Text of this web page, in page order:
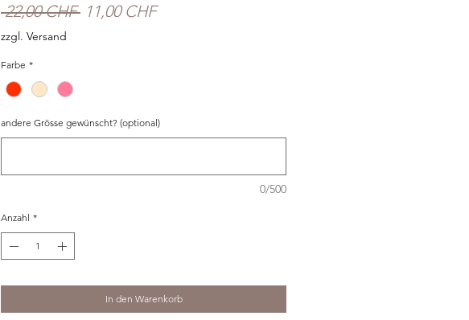
22,00 CHF Standardpreis
11,00 CHFSale-
zzgl. Versand
Farbe *
andere Grösse gewünscht? (optional)
0/500
Anzahl *
In den Warenkorb